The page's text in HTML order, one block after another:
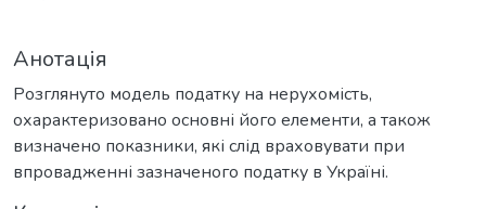
Анотація
Розглянуто модель податку на нерухомість,
охарактеризовано основні його елементи, а також
визначено показники, які слід враховувати при
впровадженні зазначеного податку в Україні.